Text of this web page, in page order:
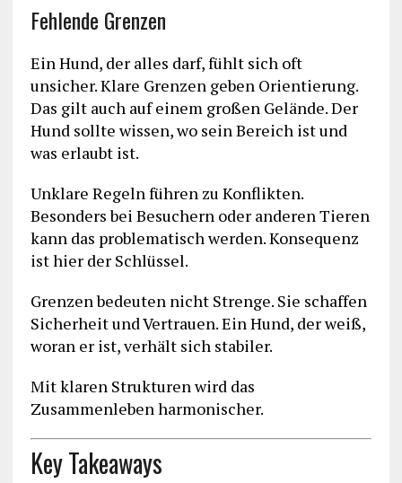
Fehlende Grenzen
Ein Hund, der alles darf, fühlt sich oft
unsicher. Klare Grenzen geben Orientierung.
Das gilt auch auf einem großen Gelände. Der
Hund sollte wissen, wo sein Bereich ist und
was erlaubt ist.
Unklare Regeln führen zu Konflikten.
Besonders bei Besuchern oder anderen Tieren
kann das problematisch werden. Konsequenz
ist hier der Schlüssel.
Grenzen bedeuten nicht Strenge. Sie schaffen
Sicherheit und Vertrauen. Ein Hund, der weiß,
woran er ist, verhält sich stabiler.
Mit klaren Strukturen wird das
Zusammenleben harmonischer.
Key Takeaways